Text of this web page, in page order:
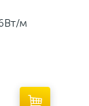
м